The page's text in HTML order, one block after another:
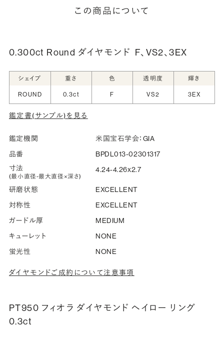
細は「商品仕様」欄をご確認ください）。
シークレットストーン：指輪の内側に留める宝石のこ
と
指輪の内側に、誕生石やピンクダイヤモンドなど、お好みの
宝石を選んでセッティングすることができます。ショッピング
詳しく見る
この商品について
0.300ct Round ダイヤモンド F、VS2、3EX
シェイプ 重さ 色 透明度 輝き
ROUND 0.3ct F VS2 3EX
鑑定書(サンプル)を見る
鑑定機関
米国宝石学会：GIA
品番
BPDL013-02301317
寸法
(最小直径-最大直径×深さ)
4.24-4.26x2.7
研磨状態
EXCELLENT
対称性
EXCELLENT
ガードル厚
MEDIUM
キューレット
NONE
蛍光性
NONE
ダイヤモンドご成約について注意事項
PT950 フィオラ ダイヤモンド ヘイロー リング
0.3ct